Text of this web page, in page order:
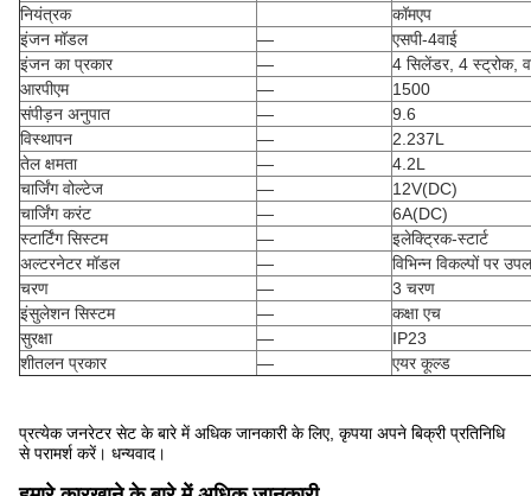
नियंत्रक
कॉमएप
इंजन मॉडल
—
एसपी-4वाई
इंजन का प्रकार
—
4 सिलेंडर, 4 स्ट्रोक,
आरपीएम
—
1500
संपीड़न अनुपात
—
9.6
विस्थापन
—
2.237L
तेल क्षमता
—
4.2L
चार्जिंग वोल्टेज
—
12V(DC)
चार्जिंग करंट
—
6A(DC)
स्टार्टिंग सिस्टम
—
इलेक्ट्रिक-स्टार्ट
अल्टरनेटर मॉडल
—
विभिन्न विकल्पों पर
चरण
—
3 चरण
इंसुलेशन सिस्टम
—
कक्षा एच
सुरक्षा
—
IP23
शीतलन प्रकार
— एयर कूल्ड
प्रत्येक जनरेटर सेट के बारे में अधिक जानकारी के लिए, कृपया अपने बिक्री प्रतिनिधि
से परामर्श करें। धन्यवाद।